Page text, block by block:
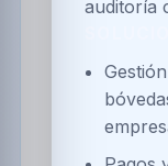
Redes